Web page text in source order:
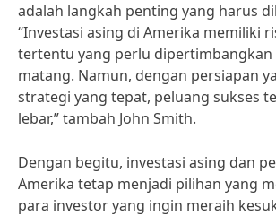
adalah langkah penting yang harus
“Investasi asing di Amerika memiliki
tertentu yang perlu dipertimbangkan
matang. Namun, dengan persiapan
strategi yang tepat, peluang sukses
lebar,” tambah John Smith.
Dengan begitu, investasi asing dan
Amerika tetap menjadi pilihan yang
para investor yang ingin meraih